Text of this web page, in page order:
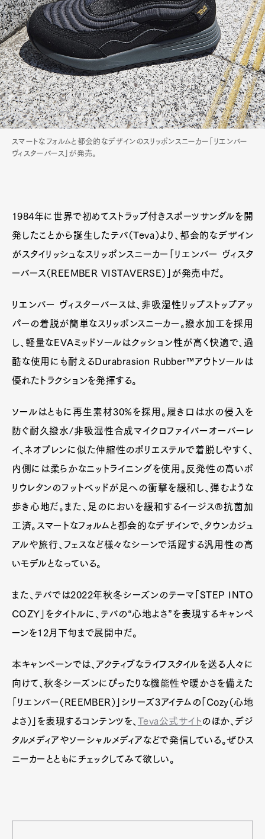
スマートなフォルムと都会的なデザインのスリッポンスニーカー「リエンバー
ヴィスターバース」が発売。
1984年に世界で初めてストラップ付きスポーツサンダルを開
発したことから誕生したテバ（Teva）より、都会的なデザイン
がスタイリッシュなスリッポンスニーカー「リエンバー ヴィスタ
ーバース（REEMBER VISTAVERSE）」が発売中だ。
リエンバー ヴィスターバースは、非吸湿性リップストップアッ
パーの着脱が簡単なスリッポンスニーカー。撥水加工を採用
し、軽量なEVAミッドソールはクッション性が高く快適で、過
酷な使用にも耐えるDurabrasion Rubber™アウトソールは
優れたトラクションを発揮する。
ソールはともに再生素材30%を採用。履き口は水の侵入を
防ぐ耐久撥水/非吸湿性合成マイクロファイバーオーバーレ
イ、ネオプレンに似た伸縮性のポリエステルで着脱しやすく、
内側には柔らかなニットライニングを使用。反発性の高いポ
リウレタンのフットベッドが足への衝撃を緩和し、弾むような
歩き心地だ。また、足のにおいを緩和するイージス®抗菌加
工済。スマートなフォルムと都会的なデザインで、タウンカジュ
アルや旅行、フェスなど様々なシーンで活躍する汎用性の高
いモデルとなっている。
また、テバでは2022年秋冬シーズンのテーマ「STEP INTO
COZY」をタイトルに、テバの“心地よさ”を表現するキャンペ
ーンを12月下旬まで展開中だ。
本キャンペーンでは、アクティブなライフスタイルを送る人々に
向けて、秋冬シーズンにぴったりな機能性や暖かさを備えた
「リエンバー（REEMBER）」シリーズ3アイテムの「Cozy（心地
よさ）」を表現するコンテンツを、 Teva公式サイトのほか、デジ
タルメディアやソーシャルメディアなどで発信している。ぜひス
ニーカーとともにチェックしてみて欲しい。